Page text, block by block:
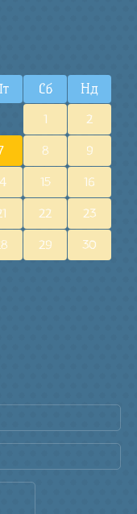
Сб Нд
1 2
8 9
15 16
22 23
29 30